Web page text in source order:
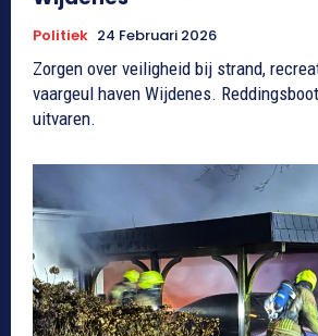
Politiek 24 Februari 2026
Zorgen over veiligheid bij strand,
vaargeul haven Wijdenes.
uitvaren.